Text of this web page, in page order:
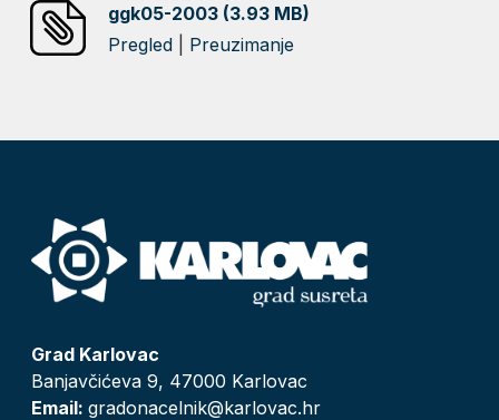
ggk05-2003 (3.93 MB)
Pregled
Preuzimanje
Grad Karlovac
Banjavčićeva 9, 47000 Karlovac
Email: gradonacelnik@karlovac.hr